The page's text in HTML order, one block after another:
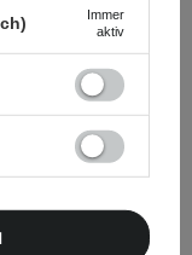
Ordinary - 100%
Squalane -
Squalan
- 30ml
Immer
aktiv